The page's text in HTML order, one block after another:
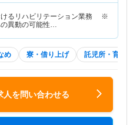
けるリハビリテーション業務 ※
異動の可能性…
め 寮・借り上げ 託児所・育児
人を問い合わせる